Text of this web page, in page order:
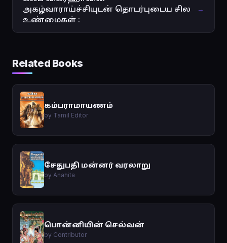
அகழ்வாராய்ச்சியுடன் தொடர்புடைய சில
உண்மைகள் :
→
Related Books
கம்பராமாயணம்
by Tamil Editor
சேதுபதி மன்னர் வரலாறு
by Anahita
பொன்னியின் செல்வன்
by Contributor